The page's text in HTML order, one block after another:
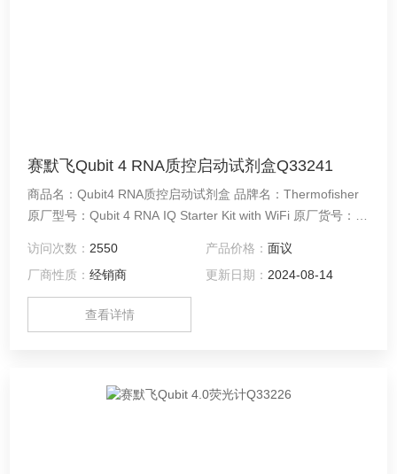
赛默飞Qubit 4 RNA质控启动试剂盒Q33241
商品名：Qubit4 RNA质控启动试剂盒 品牌名：Thermofisher
原厂型号：Qubit 4 RNA IQ Starter Kit with WiFi 原厂货号：
访问次数： 2550 产品价格： 面议
厂商性质：经销商 更新日期： 2024-08-14
查看详情